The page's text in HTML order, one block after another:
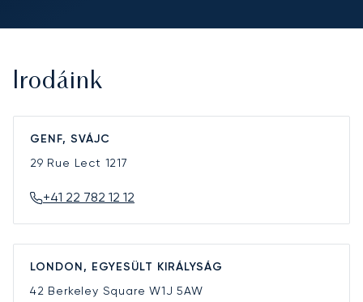
Irodáink
GENF, SVÁJC
29 Rue Lect 1217
+41 22 782 12 12
LONDON, EGYESÜLT KIRÁLYSÁG
42 Berkeley SquareW1J 5AW